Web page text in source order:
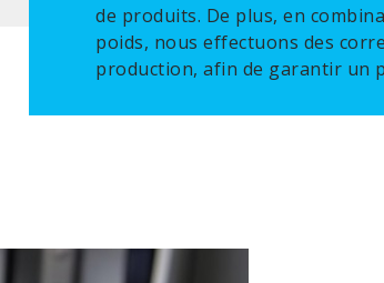
de produits. De plus, en
poids, nous effectuons des
production, afin de garantir un